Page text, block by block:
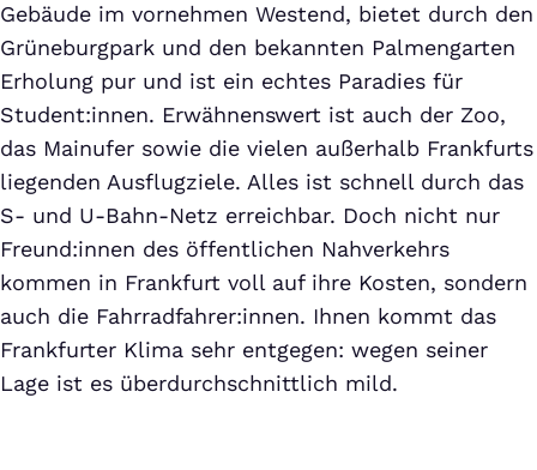
Gebäude im vornehmen Westend, bietet durch den
Grüneburgpark und den bekannten Palmengarten
Erholung pur und ist ein echtes Paradies für
Student:innen. Erwähnenswert ist auch der Zoo,
das Mainufer sowie die vielen außerhalb Frankfurts
liegenden Ausflugziele. Alles ist schnell durch das
S- und U-Bahn-Netz erreichbar. Doch nicht nur
Freund:innen des öffentlichen Nahverkehrs
kommen in Frankfurt voll auf ihre Kosten, sondern
auch die Fahrradfahrer:innen. Ihnen kommt das
Frankfurter Klima sehr entgegen: wegen seiner
Lage ist es überdurchschnittlich mild.